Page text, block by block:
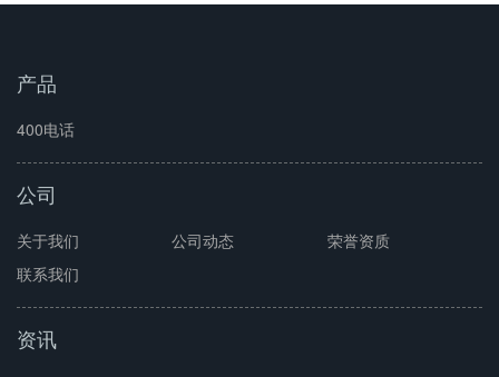
产品
400电话
公司
关于我们 公司动态
荣誉资质
联系我们
资讯